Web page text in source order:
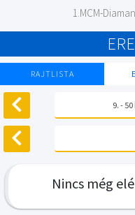
1.MCM-
RAJTLISTA
9. - 50
Nincs még